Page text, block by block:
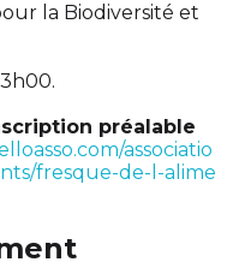
la Biodiversité et
préalable
associatio
fresque-de-l-alime